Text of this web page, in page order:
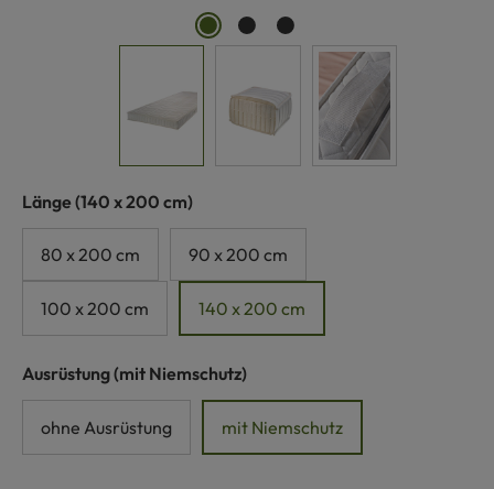
Länge auswählen
(140 x 200 cm)
80 x 200 cm 90 x 200 cm
100 x 200 cm 140 x 200 cm
Ausrüstungauswählen
(mit Niemschutz)
ohne Ausrüstung mit Niemschutz